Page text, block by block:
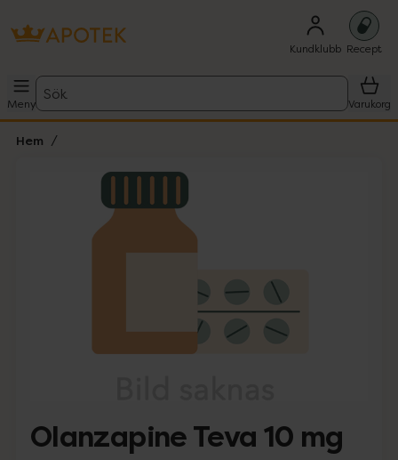
Kundklubb Recept
Meny
Sök
Varukorg
Hem
Lista: . Innehåller 1 objekt.
Olanzapine Teva 10 mg